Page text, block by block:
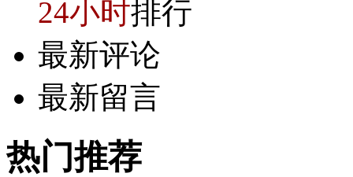
24小时排行
最新评论
最新留言
热门推荐